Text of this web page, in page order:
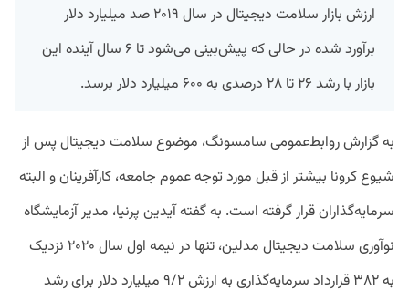
ارزش بازار سلامت دیجیتال در سال ۲۰۱۹ صد میلیارد دلار
برآورد شده در حالی که پیش‌بینی می‌شود تا ۶ سال آینده این
بازار با رشد ۲۶ تا ۲۸ درصدی به ۶۰۰ میلیارد دلار برسد.
به گزارش روابط‌عمومی سامسونگ، موضوع سلامت دیجیتال پس از
شیوع کرونا بیشتر از قبل مورد توجه عموم جامعه، کارآفرینان و البته
سرمایه‌گذاران قرار گرفته است. به گفته آیدین پرنیا، مدیر آزمایشگاه
نوآوری سلامت دیجیتال مدلین، تنها در نیمه اول سال ۲۰۲۰ نزدیک
به ۳۸۲ قرارداد سرمایه‌گذاری به ارزش ۹/۲ میلیارد دلار برای رشد